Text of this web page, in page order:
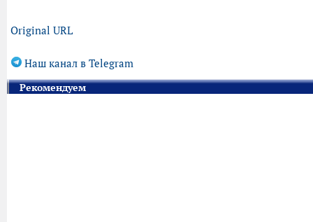
Original URL
Наш канал в Telegram
Рекомендуем